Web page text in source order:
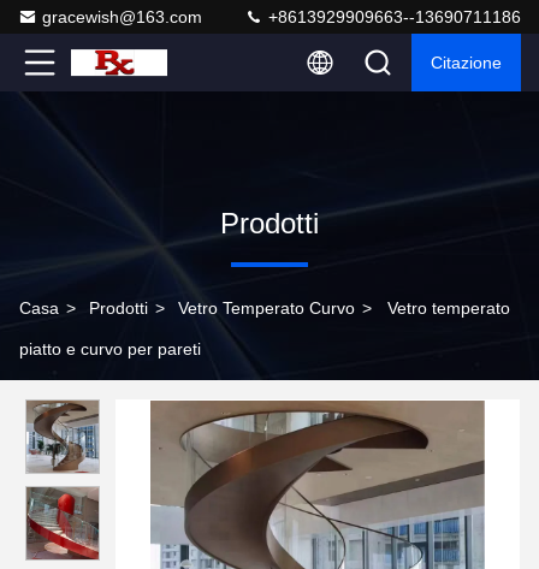
gracewish@163.com +8613929909663--13690711186
Citazione
Prodotti
Casa > Prodotti > Vetro Temperato Curvo > Vetro temperato
piatto e curvo per pareti